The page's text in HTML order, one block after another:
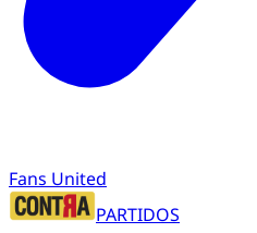
Fans United
PARTIDOS